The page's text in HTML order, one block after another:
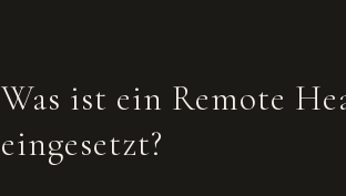
Was ist ein Remote
eingesetzt?